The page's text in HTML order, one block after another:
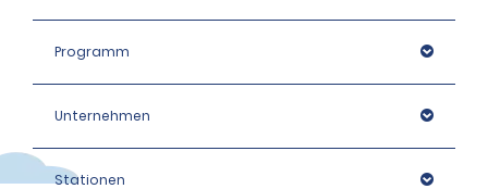
Programm
Unternehmen
Stationen